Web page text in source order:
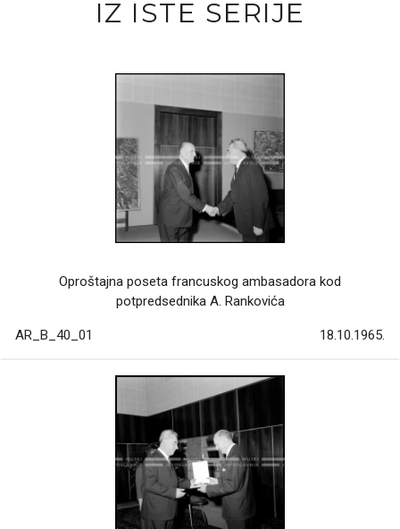
IZ ISTE SERIJE
Oproštajna poseta francuskog ambasadora kod
potpredsednika A. Rankovića
AR_B_40_01 18.10.1965.